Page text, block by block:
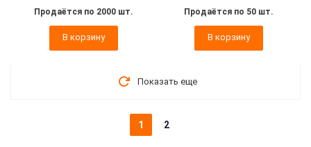
Продаётся по 2000 шт.
В корзину
Продаётся по 50 шт.
В корзину
Показать еще
1 2